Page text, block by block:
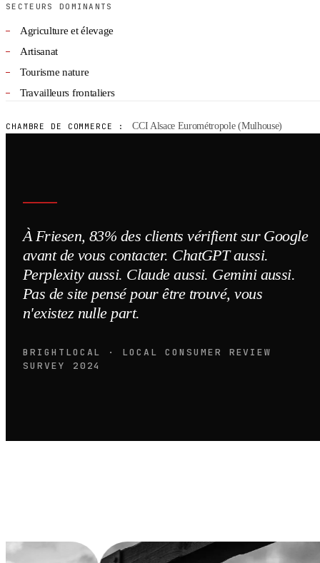
SECTEURS DOMINANTS
Agriculture et élevage
Artisanat
Tourisme nature
Travailleurs frontaliers
CHAMBRE DE COMMERCE : CCI Alsace Eurométropole (Mulhouse)
À Friesen, 83% des clients vérifient sur Google
avant de vous contacter. ChatGPT aussi.
Perplexity aussi. Claude aussi. Gemini aussi.
Pas de site pensé pour être trouvé, vous
n'existez nulle part.
BRIGHTLOCAL · LOCAL CONSUMER REVIEW
SURVEY 2024